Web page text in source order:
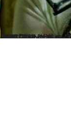
2026.1.4
浅野忠信さんの母・順子さん（75）が明かす、人生を変えた“60代の恋”「彼が力いっぱい自分を出したら、と」60代で画家デビュー、70代でモデルの道へ…
カルチャー